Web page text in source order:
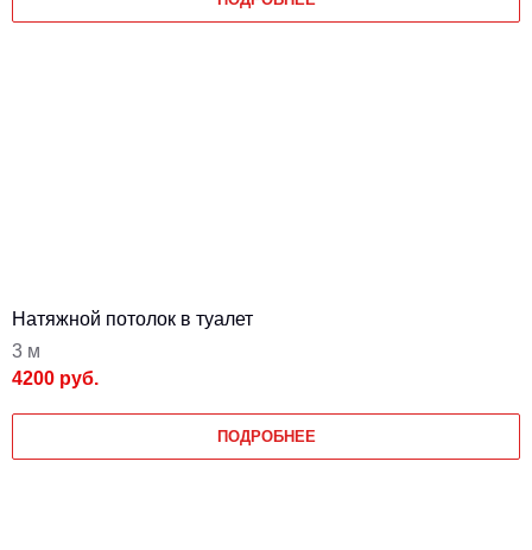
Натяжной потолок в туалет
3 м
4200 руб.
ПОДРОБНЕЕ